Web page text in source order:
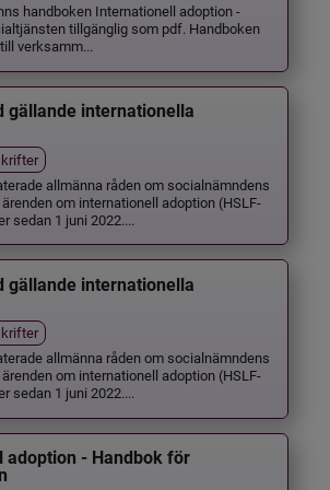
handboken Internationell adoption -
tillgänglig som pdf. Handboken
verksamm...
gällande internationella
allmänna råden om socialnämndens
om internationell adoption (HSLF-
sedan 1 juni 2022....
gällande internationella
allmänna råden om socialnämndens
om internationell adoption (HSLF-
sedan 1 juni 2022....
adoption - Handbok för